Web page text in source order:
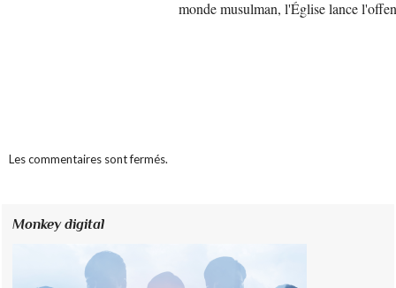
monde musulman, l'Église lance
Les commentaires sont fermés.
Monkey digital